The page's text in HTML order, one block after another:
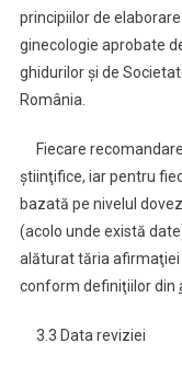
principiilor de
ginecologie aprobate
ghidurilor şi de
România.
Fiecare
ştiinţifice, iar pentru
bazată pe nivelul
(acolo unde există
alăturat tăria afirmaţiei
conform definiţiilor din
3.3 Data reviziei